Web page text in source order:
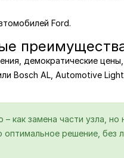
Ford.
демократические
Bosch AL, Automotive
как замена части узла,
решение, без